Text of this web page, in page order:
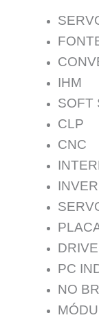
IHM
SOFT
CLP
CNC
PC
NO